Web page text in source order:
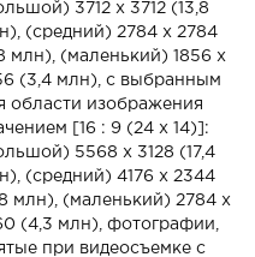
3712 x 3712 (13,8
(средний) 2784 x 2784
млн), (маленький) 1856 x
(3,4 млн), c выбранным
области изображения
[16 : 9 (24 x 14)]:
5568 x 3128 (17,4
(средний) 4176 x 2344
млн), (маленький) 2784 x
(4,3 млн), фотографии,
при видеосъемке с